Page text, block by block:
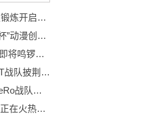
岩石智能训练器正式发布，男性持久锻炼开启智能浪潮
万元大奖等着你！广州市“国潮·云漫杯”动漫创作大赛开赛！
巨星璀璨，孰能称王——2023PGS1即将鸣锣开赛！
PCL2023春季赛第三周赛程回顾，DT战队披荆斩棘登顶周冠
PCL2023春季赛第二周赛程回顾，PeRo战队绝地反击夺桂冠
不落幕6到底！PUBG6周年福利活动正在火热开启！